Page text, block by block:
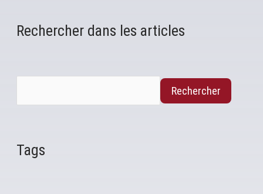
Rechercher dans les articles
Rechercher
Tags